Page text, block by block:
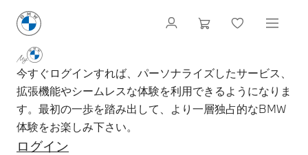
今すぐログインすれば、パーソナライズしたサービス、
拡張機能やシームレスな体験を利用できるようになりま
す。最初の一歩を踏み出して、より一層独占的なBMW
体験をお楽しみ下さい。
ログイン